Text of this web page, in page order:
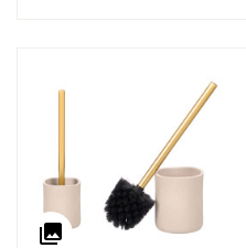
collections